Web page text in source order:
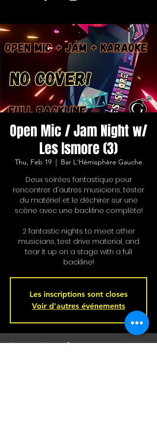
Open Mic / Jam Night w/
Les Ismore (3)
Thu, Feb 19 Bar L'Hémisphère Gauche
Deux soirées fantastique pour
rencontrer d'autres musiciens, tester
du matériel et le déchirer sur une
scène avec une backline complète!
2 fantastic nights to meet other
musicians, test drive material, and
tear it up on a stage with a full
backline!
Les inscriptions sont closes
Voir d'autres événements
Heure et Location